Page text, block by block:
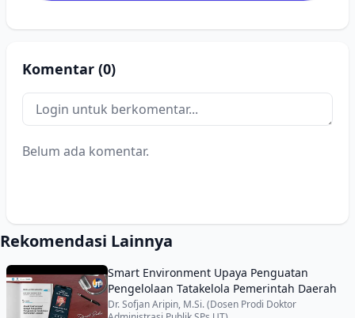
Komentar (0)
Belum ada komentar.
Rekomendasi Lainnya
Smart Environment Upaya Penguatan
Pengelolaan Tatakelola Pemerintah Daerah
Dr. Sofjan Aripin, M.Si. (Dosen Prodi Doktor